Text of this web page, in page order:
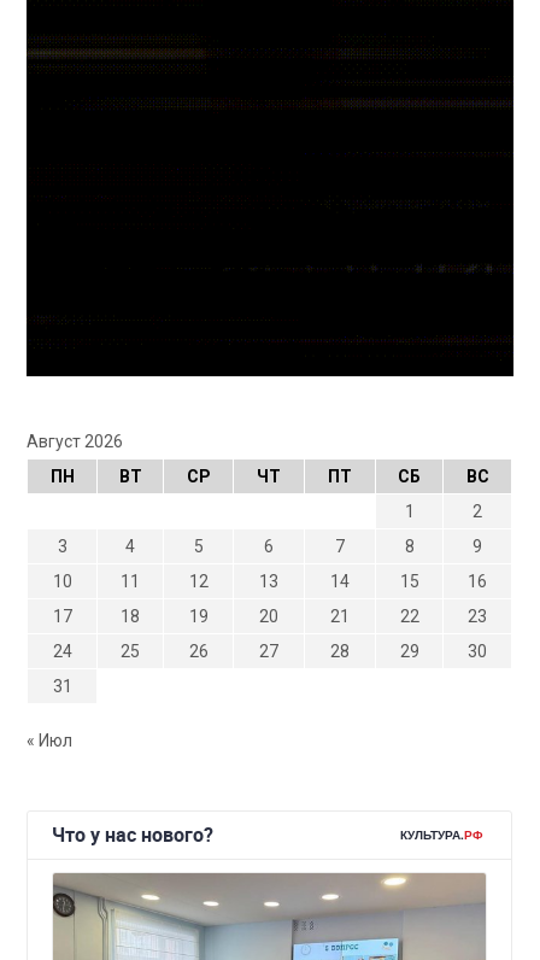
Август 2026
ПН
ВТ СР ЧТ ПТ СБ
ВС
1
2
3
4 5 6 7 8
9
10
11 12 13 14 15
16
17
18 19 20 21 22
23
24
25 26 27 28 29
30
31
« Июл